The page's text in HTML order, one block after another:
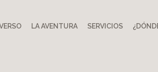
LA AVENTURA SERVICIOS